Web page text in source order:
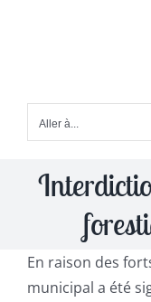
Aller à...
En raison des
municipal a été